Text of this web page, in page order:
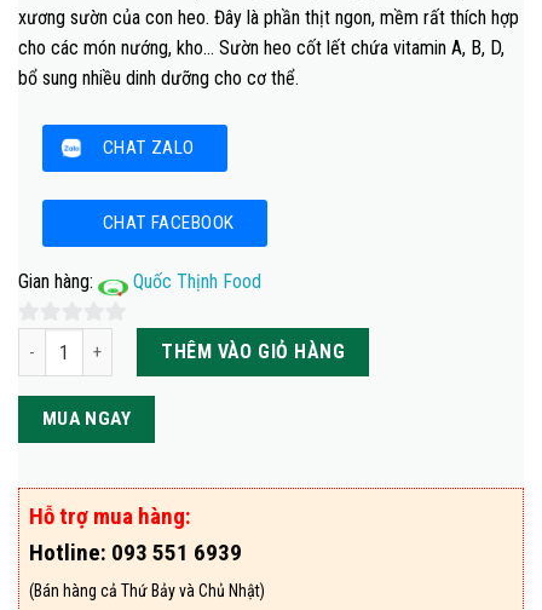
xương sườn của con heo. Đây là phần thịt ngon, mềm rất thích hợp
cho các món nướng, kho… Sườn heo cốt lết chứa vitamin A, B, D,
bổ sung nhiều dinh dưỡng cho cơ thể.
CHAT ZALO
CHAT FACEBOOK
Gian hàng: Quốc Thịnh Food
out
of
Cotllet heo 500gr số lượngTHÊM VÀO GIỎ HÀNG
MUA NGAY
Hỗ trợ mua hàng:
Hotline: 093 551 6939
(Bán hàng cả Thứ Bảy và Chủ Nhật)